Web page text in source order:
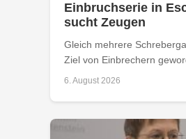
Einbruchserie in
sucht Zeugen
Gleich mehrere
Ziel von Einbrechern
6. August 2026